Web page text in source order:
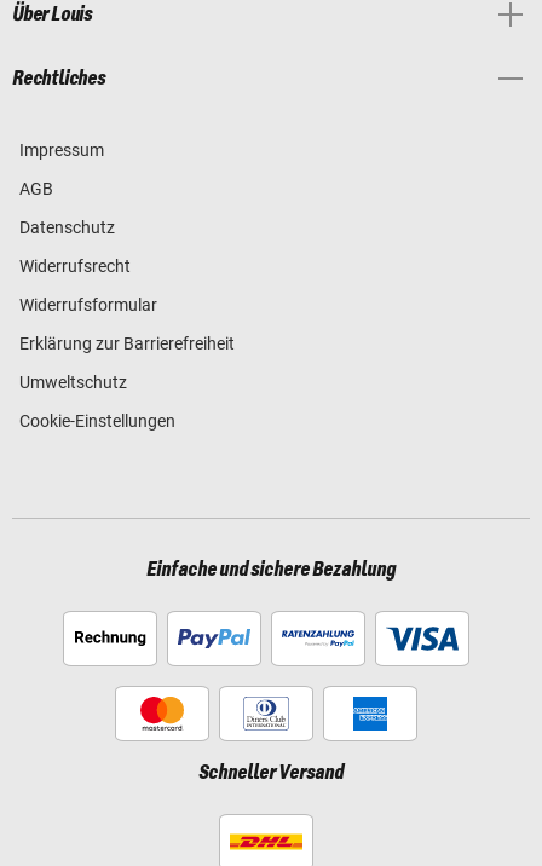
Über Louis
Rechtliches
Impressum
AGB
Datenschutz
Widerrufsrecht
Widerrufsformular
Erklärung zur Barrierefreiheit
Umweltschutz
Cookie-Einstellungen
Einfache und sichere Bezahlung
Schneller Versand